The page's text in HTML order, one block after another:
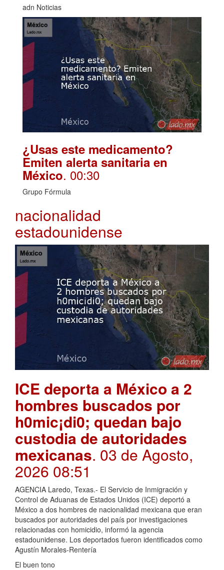
adn Noticias
¿Usas este medicamento?
Emiten alerta sanitaria en
México. 00:30
Grupo Fórmula
nacionalidad
estadounidense
ICE deporta a México a 2
hombres buscados por
h0mic¡di0; quedan bajo
custodia de autoridades
mexicanas. 03 de Agosto,
2026 08:51
AGENCIA Laredo, Texas.- El Servicio de Inmigración y
Control de Aduanas de Estados Unidos (ICE) deportó a
México a dos hombres de nacionalidad mexicana que eran
buscados por autoridades del país por investigaciones
relacionadas con homicidio, informó la agencia
estadounidense. Los deportados fueron identificados como
Agustín Morales-Rentería
El buen tono